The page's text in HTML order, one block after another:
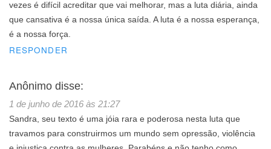
vezes é difícil acreditar que vai melhorar, mas a luta diária, ainda
que cansativa é a nossa única saída. A luta é a nossa esperança,
é a nossa força.
RESPONDER
Anônimo disse:
1 de junho de 2016 às 21:27
Sandra, seu texto é uma jóia rara e poderosa nesta luta que
travamos para construirmos um mundo sem opressão, violência